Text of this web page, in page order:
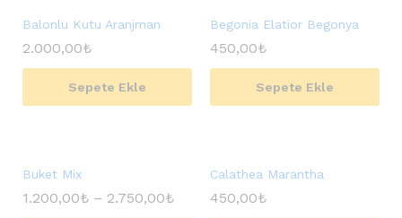
Balonlu Kutu Aranjman
2.000,00₺
Sepete Ekle
Begonia Elatior Begonya
450,00₺
Sepete Ekle
Buket Mix
1.200,00₺ – 2.750,00₺
Calathea Marantha
450,00₺